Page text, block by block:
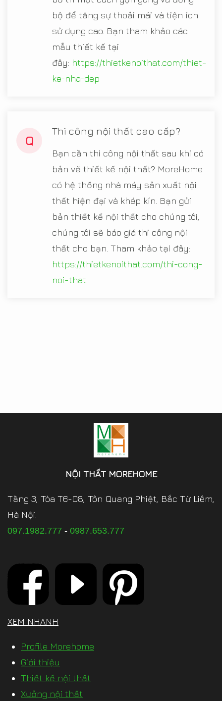
bộ để tăng sự thoải mái và tiện ích
sử dụng cao. Bạn tham khảo các
mẫu thiết kế tại
đây: https://thietkenoithat.com/thiet-
ke-nha-dep
Q
Thi công nội thất cao cấp?
Bạn cần thi công nội thất sau khi có
bản vẽ thiết kế nội thất? MoreHome
có hệ thống nhà máy sản xuất nội
thất hiện đại và khép kín. Bạn gửi
bản thiết kế nội thất cho chúng tôi,
chúng tôi sẽ báo giá thi công nội
thất cho bạn. Tham khảo tại đây:
https://thietkenoithat.com/thi-cong-
noi-that
NỘI THẤT MOREHOME
Tầng 3, Tòa T6-08, Tôn Quang Phiệt, Bắc Từ Liêm,
Hà Nội.
097.1982.777 - 0987.653.777
XEM NHANH
Profile Morehome
Giới thiệu
Thiết kế nội thất
Xưởng nội thất